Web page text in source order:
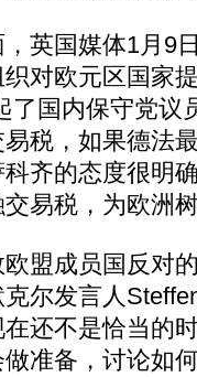
国媒体1月9
对欧元区国家
了国内保守党议
税，如果德法
齐的态度很明
易税，为欧洲
成员国反对
尔发言人
还不是恰当的
准备，讨论如